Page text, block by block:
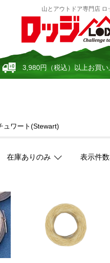
山とアウトドア専門店 ロ
3,980円（税込）以上お買い
ュワート(Stewart)
在庫ありのみ 表示件